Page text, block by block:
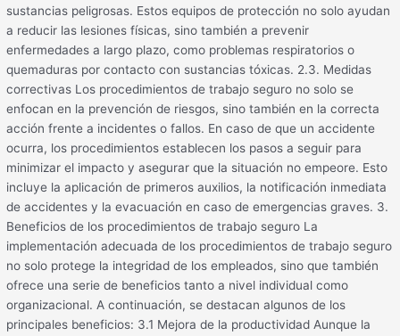
sustancias peligrosas. Estos equipos de protección no solo ayudan
a reducir las lesiones físicas, sino también a prevenir
enfermedades a largo plazo, como problemas respiratorios o
quemaduras por contacto con sustancias tóxicas. 2.3. Medidas
correctivas Los procedimientos de trabajo seguro no solo se
enfocan en la prevención de riesgos, sino también en la correcta
acción frente a incidentes o fallos. En caso de que un accidente
ocurra, los procedimientos establecen los pasos a seguir para
minimizar el impacto y asegurar que la situación no empeore. Esto
incluye la aplicación de primeros auxilios, la notificación inmediata
de accidentes y la evacuación en caso de emergencias graves. 3.
Beneficios de los procedimientos de trabajo seguro La
implementación adecuada de los procedimientos de trabajo seguro
no solo protege la integridad de los empleados, sino que también
ofrece una serie de beneficios tanto a nivel individual como
organizacional. A continuación, se destacan algunos de los
principales beneficios: 3.1 Mejora de la productividad Aunque la